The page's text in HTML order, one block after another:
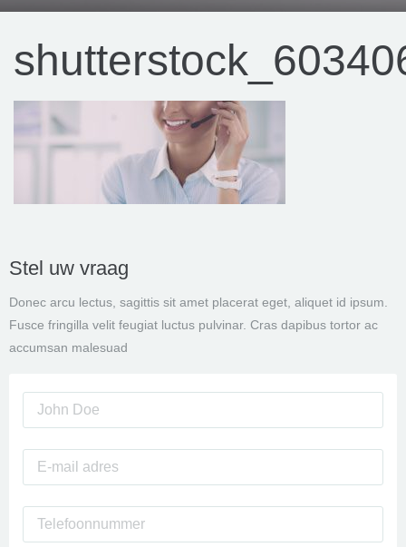
Stel uw vraag
Donec arcu lectus, sagittis sit amet placerat eget, aliquet id ipsum.
Fusce fringilla velit feugiat luctus pulvinar. Cras dapibus tortor ac
accumsan malesuad